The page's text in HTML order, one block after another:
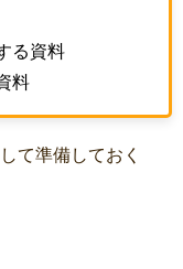
る資料
料
て準備しておく